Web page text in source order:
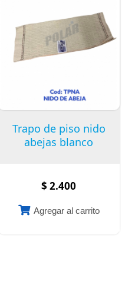
Trapo de piso nido
abejas blanco
$ 2.400
Agregar al carrito